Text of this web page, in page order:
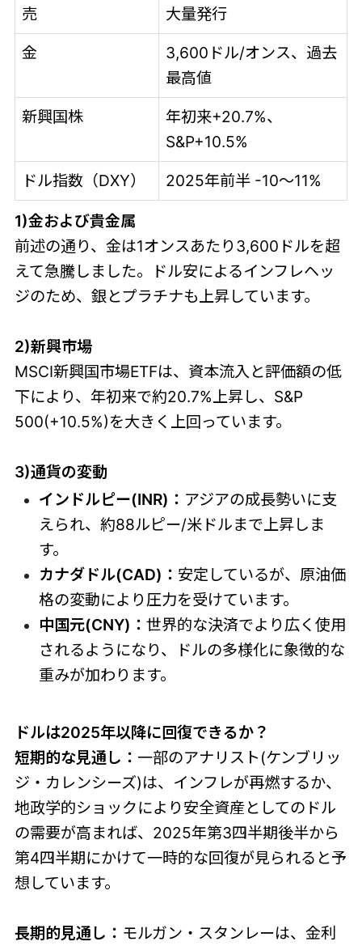
売
大量発行
金
3,600ドル/オンス、過去
最高値
新興国株
年初来+20.7%、
S&P+10.5%
ドル指数（DXY）
2025年前半 -10～11%
1)金および貴金属
前述の通り、金は1オンスあたり3,600ドルを超
えて急騰しました。ドル安によるインフレヘッ
ジのため、銀とプラチナも上昇しています。
2)新興市場
MSCI新興国市場ETFは、資本流入と評価額の低
下により、年初来で約20.7%上昇し、S&P
500(+10.5%)を大きく上回っています。
3)通貨の変動
インドルピー(INR)： アジアの成長勢いに支
えられ、約88ルピー/米ドルまで上昇しま
す。
カナダドル(CAD)： 安定しているが、原油価
格の変動により圧力を受けています。
中国元(CNY)： 世界的な決済でより広く使用
されるようになり、ドルの多様化に象徴的な
重みが加わります。
ドルは2025年以降に回復できるか？
短期的な見通し： 一部のアナリスト(ケンブリッ
ジ・カレンシーズ)は、インフレが再燃するか、
地政学的ショックにより安全資産としてのドル
の需要が高まれば、2025年第3四半期後半から
第4四半期にかけて一時的な回復が見られると予
想しています。
長期的見通し： モルガン・スタンレーは、金利